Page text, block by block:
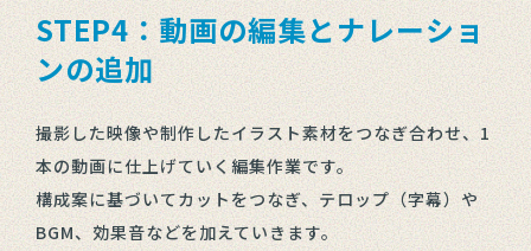
STEP4：動画の編集とナレーショ
ンの追加
撮影した映像や制作したイラスト素材をつなぎ合わせ、1
本の動画に仕上げていく編集作業です。
構成案に基づいてカットをつなぎ、テロップ（字幕）や
BGM、効果音などを加えていきます。